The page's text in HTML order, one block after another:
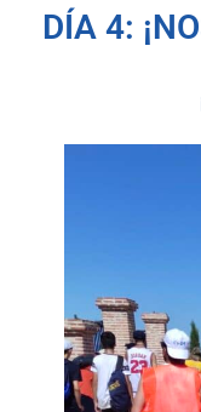
DÍA 4: